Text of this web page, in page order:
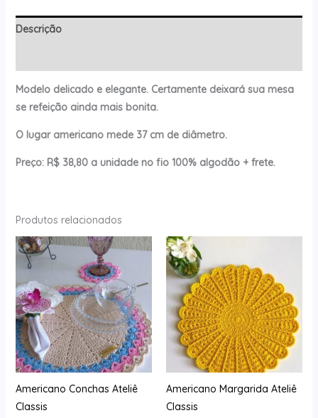
Descrição
Modelo delicado e elegante. Certamente deixará sua mesa
se refeição ainda mais bonita.
O lugar americano mede 37 cm de diâmetro.
Preço: R$ 38,80 a unidade no fio 100% algodão + frete.
Produtos relacionados
Americano Conchas Ateliê
Classis
Americano Margarida Ateliê
Classis